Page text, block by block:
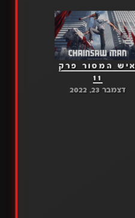
איש המסור פרק
11
דצמבר 23, 2022